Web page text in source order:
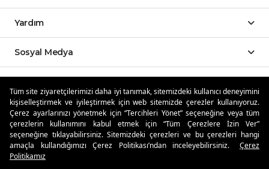
Tüm site ziyaretçilerimizi daha iyi tanımak, sitemizdeki kullanıcı deneyimini
kişiselleştirmek ve iyileştirmek için web sitemizde çerezler kullanıyoruz.
Çerez ayarlarınızı yönetmek için “Tercihleri Yönet” seçeneğine veya tüm
çerezlerin kullanımını kabul etmek için “Tüm Çerezlere İzin Ver”
seçeneğine tıklayabilirsiniz. Sitemizdeki çerezleri ve bu çerezleri hangi
amaçla kullandığımızı Çerez Politikası’ndan inceleyebilirsiniz.
Çerez
Politikamız
Yardım
Sosyal Medya
Özdilekteyim'de Taksit Avantajları
Güvenli Alışveriş